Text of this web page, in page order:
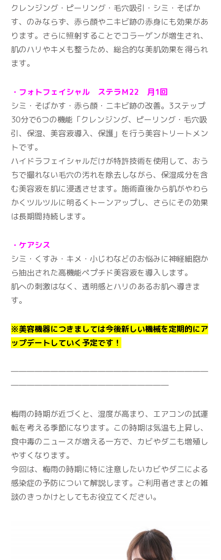
クレンジング・ピーリング・毛穴吸引・シミ・そばか
す、のみならず、赤ら顔やニキビ跡の赤身にも効果があ
ります。さらに照射することでコラーゲンが増生され、
肌のハリやキメも整うため、総合的な美肌効果を得られ
ます。
・フォトフェイシャル ステラＭ22 月1回
シミ・そばかす・赤ら顔・ニキビ跡の改善。3ステップ
30分で6つの機能「クレンジング、ピーリング・毛穴吸
引、保湿、美容液導入、保護」を行う美容トリートメン
トです。
ハイドラフェイシャルだけが特許技術を使用して、おう
ちで撮れない毛穴の汚れを除去しながら、保湿成分を含
む美容液を肌に浸透させます。施術直後から肌がやわら
かくツルツルに明るくトーンアップし、さらにその効果
は長期間持続します。
・ケアシス
シミ・くすみ・キメ・小じわなどのお悩みに神経細胞か
ら抽出された高機能ペプチド美容液を導入します。
肌への刺激はなく、透明感とハリのあるお肌へ導きま
す。
※美容機器につきましては今後新しい機械を定期的にア
ップデートしていく予定です！
―――――――――――――――――――――――――
――――――――――――――――――――
梅雨の時期が近づくと、湿度が高まり、エアコンの試運
転を考える季節になります。この時期は気温も上昇し、
食中毒のニュースが増える一方で、カビやダニも増殖し
やすくなります。
今回は、梅雨の時期に特に注意したいカビやダニによる
感染症の予防について解説します。ご利用者さまとの雑
談のきっかけとしてもお役立てください。